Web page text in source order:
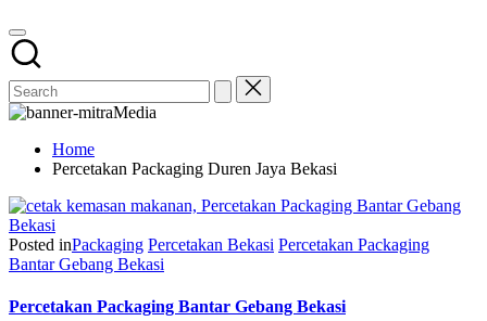
Home
Percetakan Packaging Duren Jaya Bekasi
Posted inPackaging Percetakan Bekasi Percetakan Packaging
Bantar Gebang Bekasi
Percetakan Packaging Bantar Gebang Bekasi